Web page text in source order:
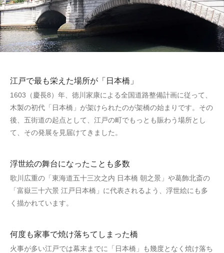
江戸で最も栄えた場所が「日本橋」
1603（慶長8）年、徳川家康による全国道路整備計画に従って、
木製の初代「日本橋」が架けられたのが架橋の始まりです。その
後、五街道の起点として、江戸の町でもっとも賑わう場所とし
て、その発展を見届けてきました。
浮世絵の舞台になったことも多数
歌川広重の「東海道五十三次之内 日本橋 朝之景」や葛飾北斎の
「富嶽三十六景 江戸日本橋」に代表されるよう、浮世絵にも多
く描かれています。
何度も家事で焼け落ちてしまった橋
火事が多い江戸では幕末までに「日本橋」も幾度となく焼け落ち